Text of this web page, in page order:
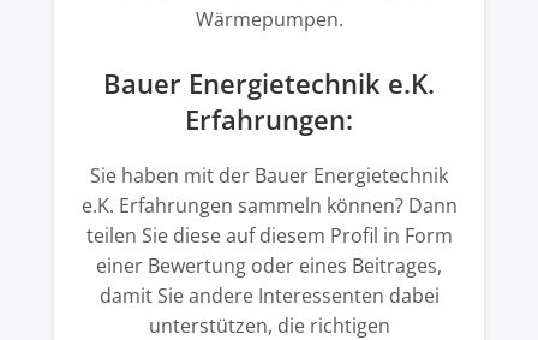
Wärmepumpen.
Bauer Energietechnik e.K.
Erfahrungen:
Sie haben mit der Bauer Energietechnik
e.K. Erfahrungen sammeln können? Dann
teilen Sie diese auf diesem Profil in Form
einer Bewertung oder eines Beitrages,
damit Sie andere Interessenten dabei
unterstützen, die richtigen